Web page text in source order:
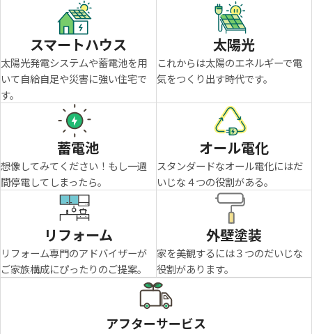
スマートハウス
太陽光発電システムや蓄電池を用
いて自給自足や災害に強い住宅で
す。
太陽光
これからは太陽のエネルギーで電
気をつくり出す時代です。
蓄電池
想像してみてください！もし一週
間停電してしまったら。
オール電化
スタンダードなオール電化にはだ
いじな４つの役割がある。
リフォーム
リフォーム専門のアドバイザーが
ご家族構成にぴったりのご提案。
外壁塗装
家を美観するには３つのだいじな
役割があります。
アフターサービス